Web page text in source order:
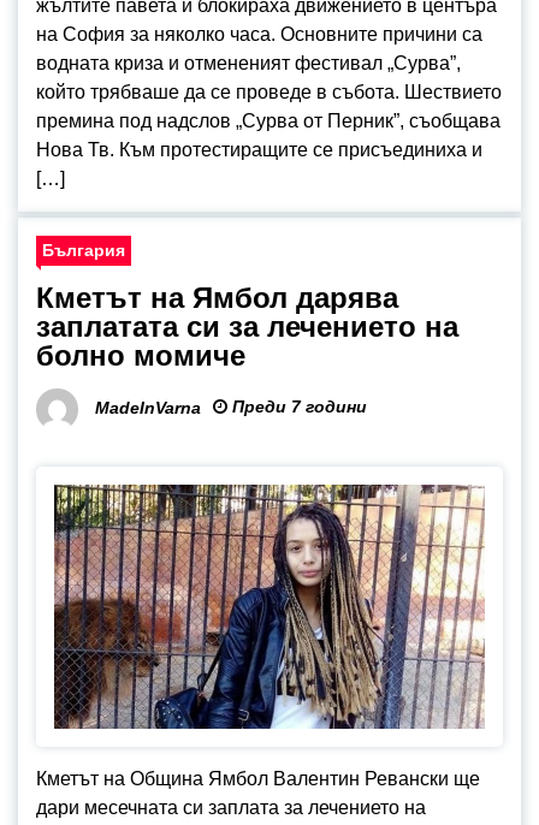
жълтите павета и блокираха движението в центъра
на София за няколко часа. Основните причини са
водната криза и отмененият фестивал „Сурва”,
който трябваше да се проведе в събота. Шествието
премина под надслов „Сурва от Перник”, съобщава
Нова Тв. Към протестиращите се присъединиха и
[…]
България
Кметът на Ямбол дарява
заплатата си за лечението на
болно момиче
MadeInVarna Преди 7 години
Кметът на Община Ямбол Валентин Ревански ще
дари месечната си заплата за лечението на